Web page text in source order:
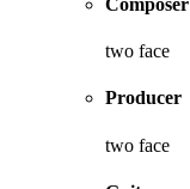
Composer
two face
Producer
two face